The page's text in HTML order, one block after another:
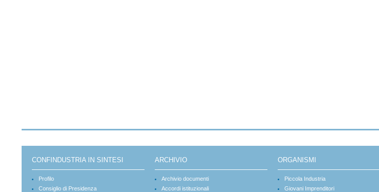
CONFINDUSTRIA IN SINTESI
Profilo
Consiglio di Presidenza
ARCHIVIO
Archivio documenti
Accordi istituzionali
ORGANISMI
Piccola Industria
Giovani Imprenditori